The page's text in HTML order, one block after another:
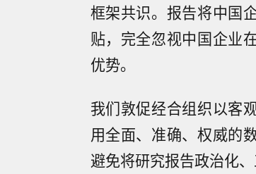
框架共识。报告将中国
贴，完全忽视中国企业
优势。
我们敦促经合组织以客
用全面、准确、权威的
避免将研究报告政治化